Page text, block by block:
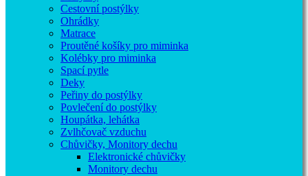
Cestovní postýlky
Ohrádky
Matrace
Proutěné košíky pro miminka
Kolébky pro miminka
Spací pytle
Deky
Peřiny do postýlky
Povlečení do postýlky
Houpátka, lehátka
Zvlhčovač vzduchu
Chůvičky, Monitory dechu
Elektronické chůvičky
Monitory dechu